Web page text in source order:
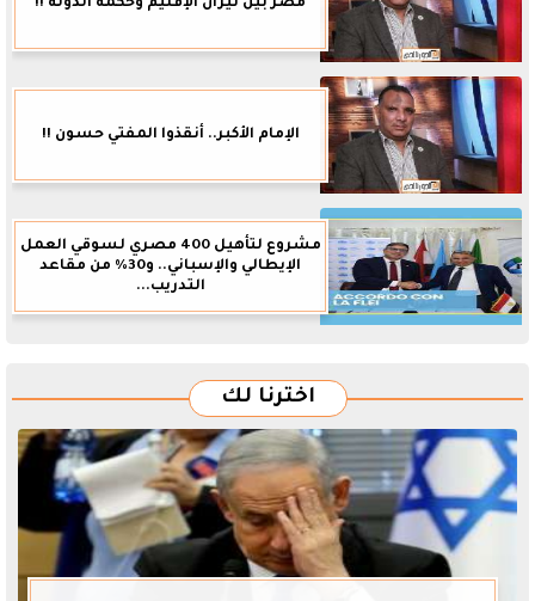
الإمام الأكبر.. أنقذوا المفتي حسون !!
مشروع لتأهيل 400 مصري لسوقي العمل
الإيطالي والإسباني.. و30% من مقاعد
التدريب...
اخترنا لك